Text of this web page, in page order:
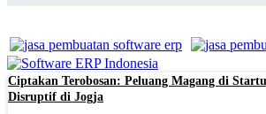
Ciptakan Terobosan: Peluang Magang di
Disruptif di Jogja